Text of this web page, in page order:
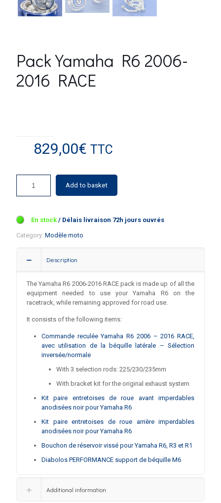
Pack Yamaha R6 2006-
2016 RACE
829,00€ TTC
7 in stock
Add to basket
Category: Modèle moto
Description
The Yamaha R6 2006-2016 RACE pack is made up of all the
equipment needed to use your Yamaha R6 on the
racetrack, while remaining approved for road use.
It consists of the following items:
Commande reculée Yamaha R6 2006 – 2016 RACE,
avec utilisation de la béquille latérale – Sélection
inversée/normale
With 3 selection rods: 225/230/235mm
With bracket kit for the original exhaust system
Kit paire entretoises de roue avant imperdables
anodisées noir pour Yamaha R6
Kit paire entretoises de roue arrière imperdables
anodisées noir pour Yamaha R6
Bouchon de réservoir vissé pour Yamaha R6, R3 et R1
Diabolos PERFORMANCE support de béquille M6
Additional information